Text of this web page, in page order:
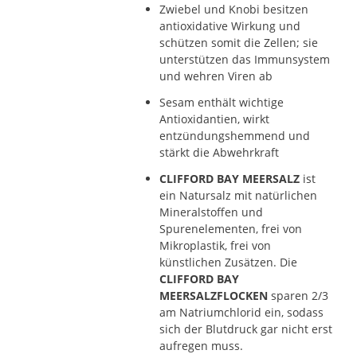
Zwiebel und Knobi besitzen
antioxidative Wirkung und
schützen somit die Zellen; sie
unterstützen das Immunsystem
und wehren Viren ab
Sesam enthält wichtige
Antioxidantien, wirkt
entzündungshemmend und
stärkt die Abwehrkraft
CLIFFORD BAY MEERSALZist
ein Natursalz mit natürlichen
Mineralstoffen und
Spurenelementen, frei von
Mikroplastik, frei von
künstlichen Zusätzen. Die
CLIFFORD BAY
MEERSALZFLOCKENsparen 2/3
am Natriumchlorid ein, sodass
sich der Blutdruck gar nicht erst
aufregen muss.